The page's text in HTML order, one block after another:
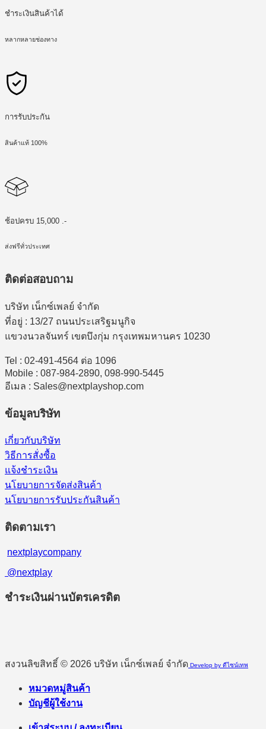
ชำระเงินสินค้าได้
หลากหลายช่องทาง
การรับประกัน
สินค้าแท้ 100%
ช้อปครบ 15,000 .-
ส่งฟรีทั่วประเทศ
ติดต่อสอบถาม
บริษัท เน็กซ์เพลย์ จำกัด
ที่อยู่ : 13/27 ถนนประเสริฐมนูกิจ
แขวงนวลจันทร์ เขตบึงกุ่ม กรุงเทพมหานคร 10230
Tel : 02-491-4564 ต่อ 1096
Mobile : 087-984-2890, 098-990-5445
อีเมล : Sales@nextplayshop.com
ข้อมูลบริษัท
เกี่ยวกับบริษัท
วิธีการสั่งซื้อ
แจ้งชำระเงิน
นโยบายการจัดส่งสินค้า
นโยบายการรับประกันสินค้า
ติดตามเรา
nextplaycompany
@nextplay
ชำระเงินผ่านบัตรเครดิต
สงวนลิขสิทธิ์ © 2026 บริษัท เน็กซ์เพลย์ จำกัด Develop by ดีไซน์เทพ
หมวดหมู่สินค้า
บัญชีผู้ใช้งาน